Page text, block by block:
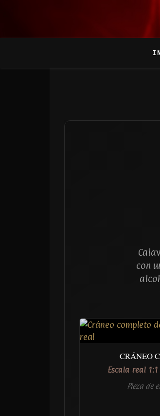
con
CRÁNEO
Escala real
Pieza de